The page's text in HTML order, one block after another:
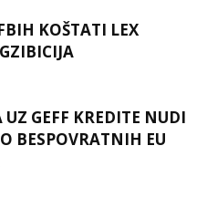
KOŠTATI LEX
GEFF KREDITE NUDI
BESPOVRATNIH EU